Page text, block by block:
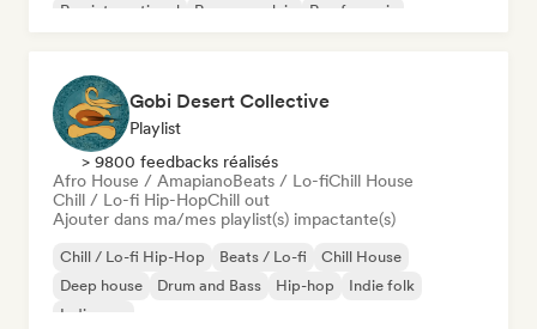
Rap international
Rap en anglais Rap francais
Gobi Desert Collective
Playlist
> 9800 feedbacks réalisés
Afro House / AmapianoBeats / Lo-fiChill House
Chill / Lo-fi Hip-HopChill out
Ajouter dans ma/mes playlist(s) impactante(s)
Chill / Lo-fi Hip-Hop Beats / Lo-fi
Chill House
Deep house
Drum and Bass Hip-hop
Indie folk
Indie pop